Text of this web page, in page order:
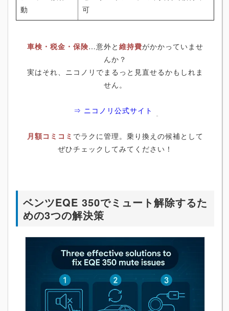
動
可
車検・税金・保険…意外と 維持費がかかっていませ
んか？
実はそれ、ニコノリでまるっと見直せるかもしれま
せん。
⇒ ニコノリ公式サイト
月額コミコミ でラクに管理。乗り換えの候補として
ぜひチェックしてみてください！
ベンツEQE 350でミュート解除するた
めの3つの解決策